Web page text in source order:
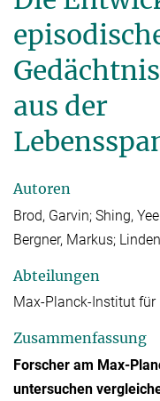
aus der
Autoren
Brod, Garvin; Shing,
Bergner, Markus;
Abteilungen
Max-Planck-Institut
Zusammenfassung
Forscher am Max-
untersuchen